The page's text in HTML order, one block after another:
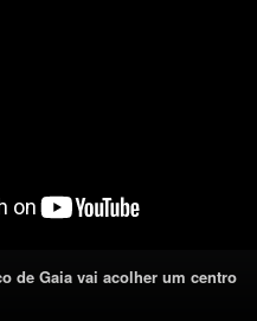
de Gaia vai acolher um centro